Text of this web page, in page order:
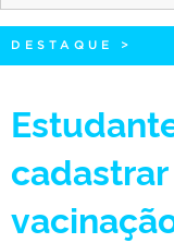
DESTAQUE >